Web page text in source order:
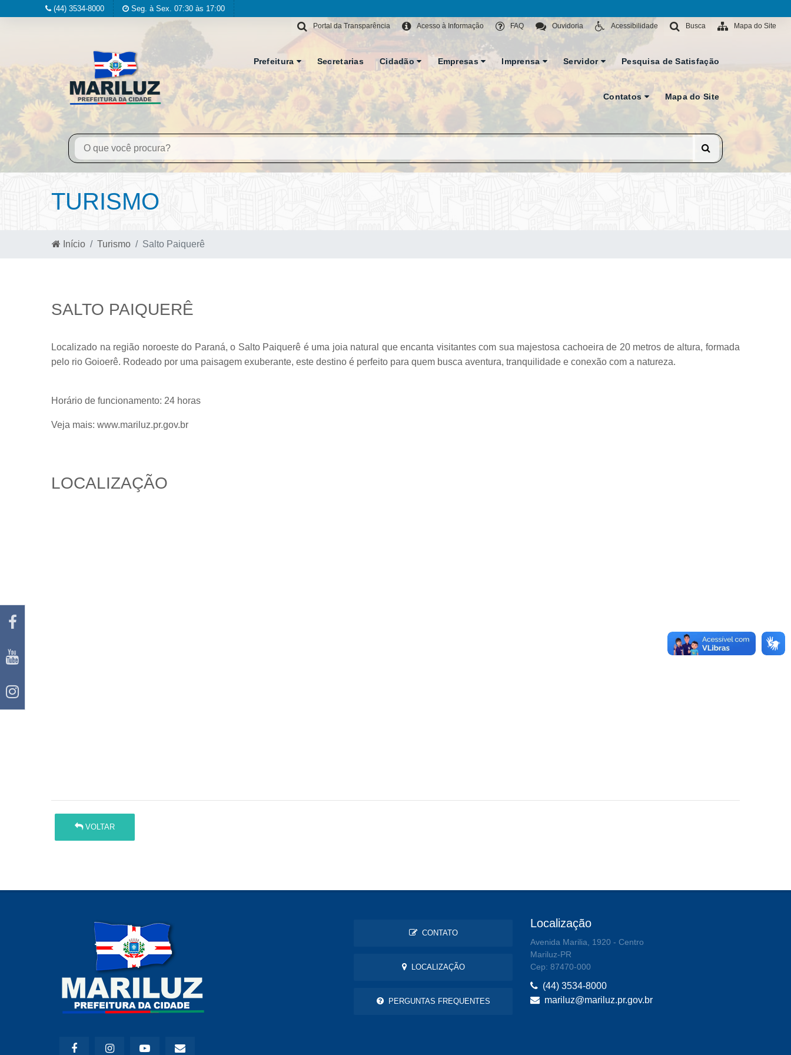
(44) 3534-8000 Seg. à Sex. 07:30 às 17:00
Mapa do Site
Busca
Acessibilidade
Ouvidoria
FAQ
Acesso à Informação
Portal da Transparência
Prefeitura Secretarias Cidadão Empresas Imprensa Servidor Pesquisa de Satisfação
Contatos Mapa do Site
TURISMO
Início Turismo Salto Paiquerê
SALTO PAIQUERÊ
Localizado na região noroeste do Paraná, o Salto Paiquerê é uma joia natural que encanta visitantes com sua majestosa cachoeira de 20 metros de altura, formada
pelo rio Goioerê. Rodeado por uma paisagem exuberante, este destino é perfeito para quem busca aventura, tranquilidade e conexão com a natureza.
Horário de funcionamento: 24 horas
Veja mais: www.mariluz.pr.gov.br
LOCALIZAÇÃO
VOLTAR
CONTATO
LOCALIZAÇÃO
PERGUNTAS FREQUENTES
Localização
Avenida Marilia, 1920 - Centro
Mariluz-PR
Cep: 87470-000
(44) 3534-8000
mariluz@mariluz.pr.gov.br